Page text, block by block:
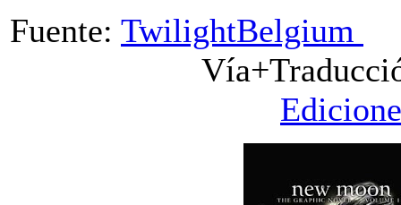
Fuente: TwilightBelgium